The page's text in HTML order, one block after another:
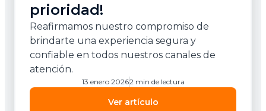
prioridad!
Reafirmamos nuestro compromiso de
brindarte una experiencia segura y
confiable en todos nuestros canales de
atención.
Ver artículo
13 enero 20262 min de lectura